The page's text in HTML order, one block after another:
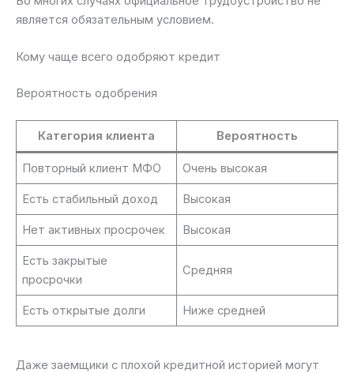
является обязательным условием.
Кому чаще всего одобряют кредит
Вероятность одобрения
Категория клиента Вероятность
Повторный клиент МФО Очень высокая
Есть стабильный доход Высокая
Нет активных просрочек Высокая
Есть закрытые
просрочки
Средняя
Есть открытые долги Ниже средней
Даже заемщики с плохой кредитной историей могут